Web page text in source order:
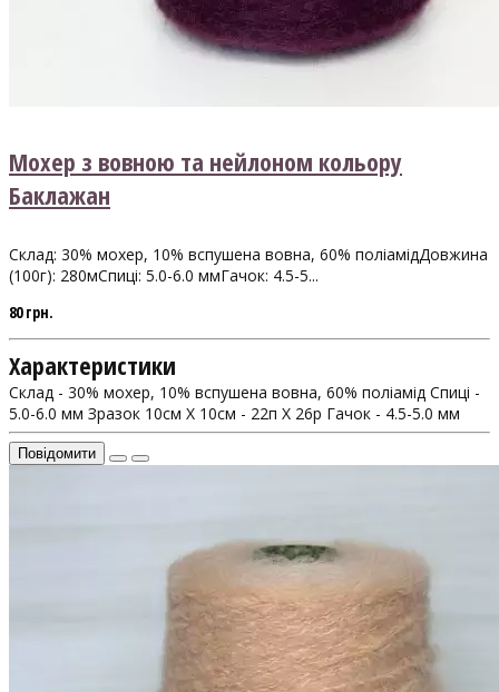
Мохер з вовною та нейлоном кольору
Баклажан
Склад: 30% мохер, 10% вспушена вовна, 60% поліамідДовжина
(100г): 280мСпиці: 5.0-6.0 ммГачок: 4.5-5...
80 грн.
Характеристики
Склад - 30% мохер, 10% вспушена вовна, 60% поліамід Спиці -
5.0-6.0 мм Зразок 10см Х 10см - 22п X 26р Гачок - 4.5-5.0 мм
Повідомити